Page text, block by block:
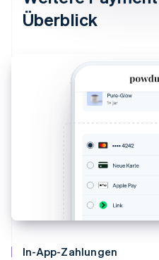
Überblick
In-App-Zahlungen